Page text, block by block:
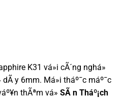
K31 vá»i cÃ´ng nghá»
dÃ y 6mm. Má»i tháº¯c máº¯c
thÃªm vá» SÃ n Tháº¡ch